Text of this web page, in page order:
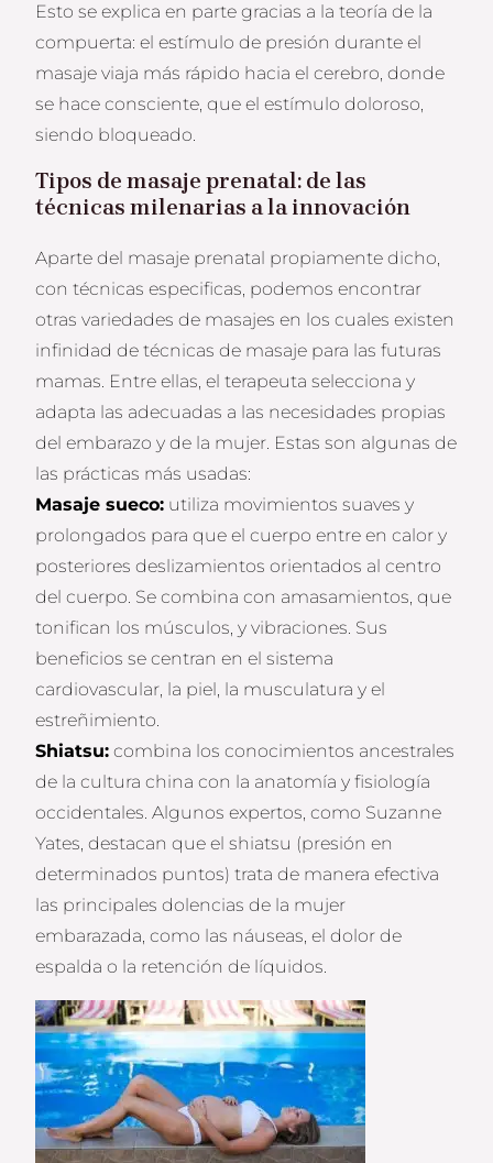
Esto se explica en parte gracias a la teoría de la
compuerta: el estímulo de presión durante el
masaje viaja más rápido hacia el cerebro, donde
se hace consciente, que el estímulo doloroso,
siendo bloqueado.
Tipos de masaje prenatal: de las
técnicas milenarias a la innovación
Aparte del masaje prenatal propiamente dicho,
con técnicas especificas, podemos encontrar
otras variedades de masajes en los cuales existen
infinidad de técnicas de masaje para las futuras
mamas. Entre ellas, el terapeuta selecciona y
adapta las adecuadas a las necesidades propias
del embarazo y de la mujer. Estas son algunas de
las prácticas más usadas:
Masaje sueco: utiliza movimientos suaves y
prolongados para que el cuerpo entre en calor y
posteriores deslizamientos orientados al centro
del cuerpo. Se combina con amasamientos, que
tonifican los músculos, y vibraciones. Sus
beneficios se centran en el sistema
cardiovascular, la piel, la musculatura y el
estreñimiento.
Shiatsu: combina los conocimientos ancestrales
de la cultura china con la anatomía y fisiología
occidentales. Algunos expertos, como Suzanne
Yates, destacan que el shiatsu (presión en
determinados puntos) trata de manera efectiva
las principales dolencias de la mujer
embarazada, como las náuseas, el dolor de
espalda o la retención de líquidos.